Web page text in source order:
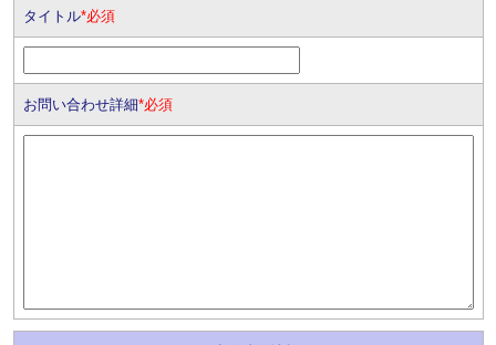
タイトル*必須
お問い合わせ詳細*必須